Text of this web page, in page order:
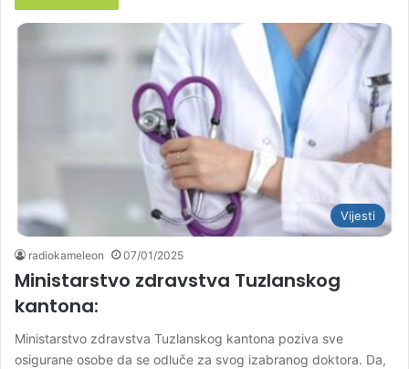
Vijesti
radiokameleon 07/01/2025
Ministarstvo zdravstva Tuzlanskog
kantona:
Ministarstvo zdravstva Tuzlanskog kantona poziva sve
osigurane osobe da se odluče za svog izabranog doktora. Da,